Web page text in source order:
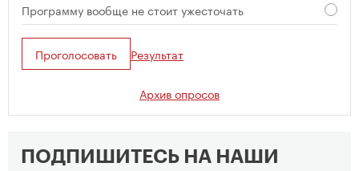
Программу вообще не стоит ужесточать
Проголосовать Результат
Архив опросов
ПОДПИШИТЕСЬ НА НАШИ